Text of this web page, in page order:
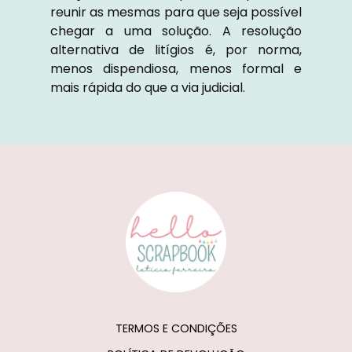
reunir as mesmas para que seja possível
chegar a uma solução. A resolução
alternativa de litígios é, por norma,
menos dispendiosa, menos formal e
mais rápida do que a via judicial.
TERMOS E CONDIÇÕES